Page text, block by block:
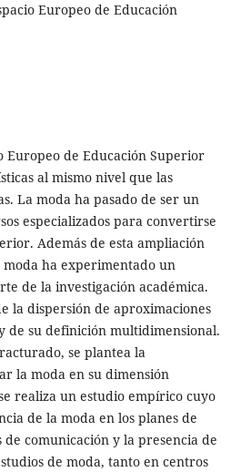
Europeo de Educación
Europeo de Educación Superior
al mismo nivel que las
La moda ha pasado de ser un
especializados para convertirse
Además de esta ampliación
moda ha experimentado un
de la investigación académica.
la dispersión de aproximaciones
de su definición multidimensional.
se plantea la
la moda en su dimensión
realiza un estudio empírico cuyo
de la moda en los planes de
comunicación y la presencia de
de moda, tanto en centros